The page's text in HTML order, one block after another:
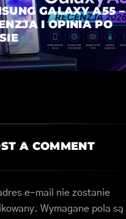
GALAXY A55 –
I OPINIA PO
A COMMENT
adres e-mail nie zostanie
Wymagane pola są